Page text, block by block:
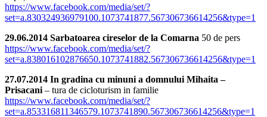
https://www.facebook.com/media/set/?
set=a.830324936979100.1073741877.567306736614256&type=1
29.06.2014 Sarbatoarea cireselor de la Comarna 50 de pers
https://www.facebook.com/media/set/?
set=a.838016102876650.1073741882.567306736614256&type=1
27.07.2014 In gradina cu minuni a domnului Mihaita –
Prisacani – tura de cicloturism in familie
https://www.facebook.com/media/set/?
set=a.853316811346579.1073741890.567306736614256&type=1